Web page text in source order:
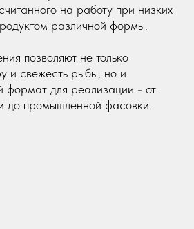
на работу при низких
различной формы.
позволяют не только
и свежесть рыбы, но и
формат для реализации - от
до промышленной фасовки.